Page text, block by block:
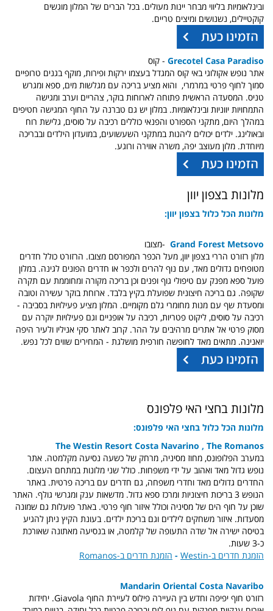
ובינלאומיות בליווי מבחר יינות מעולים. בכל הברים של המלון מוגשים
קוקטיילים, נשנושים ומיצים טריים.
Grecotel Casa Paradiso - קוס
אתר נופש אקולוגי באי קוס המגדל בעצמו ירקות ופירות, מוקף בגנים טרופיים
סמוך לחוף פרטי במרמרי, והוא מציע בריכה עם מגלשות מים, ספא ומגרש
טניס. המסעדה הראשית פתוחה לארוחות בוקר, צהריים וערב ומגישה
התמחויות יווניות ובינלאומיות. במלון יש גם טברנה על החוף המגישה חטיפים
במהלך היום, מתקני הספורט והפנאי כוללים רכיבה על סוסים, גלישת רוח
ובאולינג. ילדים יכולים ליהנות במתקני השעשועים, במועדון הילדים ובבריכה
מיוחדת. מלון מעוצב יפה, משרה אווירה ורוגע.
מלונות בצפון יוון
מלונות הכל כלול בצפון יוון:
Grand Forest Metsovo -מצובו
מלון רזורט הררי בצפון יוון, מעל הכפר המפורסם מצובו. הרזורט כולל חדרים
מטופחים גדולים מאד, עם נוף להרים ולכפר או חדרים הפונים לגינה. במלון
פועל ספא מפנק עם טיפולי גוף ופנים וכן בריכה מקורה ומחוממת עם תקרה
שקופה. גם בריכה חיצונית שפועלת בקיץ בלבד. ארוחת בוקר עשירה וטובה
ומסעדת שף עם מנות מחומרי גלם מקומיים. המלון מציע פעילויות בסביבה -
רכיבה על סוסים, ליקוט פטריות, רכיבה על אופניים וגם פעילויות יוקרה עם
מסוק פרטי אל אתרים מרהיבים על ההר. קרוב לאתר סקי אניליו ולעיר היפה
יואנינה. מתאים מאד לחופשה חורפית מושלגת - המחירים שווים לכל נפש.
מלונות בחצי האי פלפונס
מלונות הכל כלול בחצי האי פלפונס:
The Westin Resort Costa Navarino , The Romanos
במערב הפלופונס, מחוז מסיניה, מרחק של כשעה נסיעה מקלמטה. אתר
נופש גדול מאד ואהוב על ידי משפחות. כולל שני מלונות במתחם העצום.
החדרים גדולים מאד וחדרי משפחה, גם חדרים עם בריכה פרטית. באתר
הנופש 3 בריכות חיצוניות ומרכז ספא גדול. מדשאות ענק ומגרשי גולף. האתר
שוכן על חוף הים של מסיניה וכולל איזור חוף פרטי. באתר פועלות גם שמונה
מסעדות. איזור משחקים לילדים וגם בריכת ילדים. בעונת הקיץ ניתן להגיע
בטיסה ישירה אל שדה התעופה של קלמטה, או בנסיעה מאתונה שאורכת
כ-3 שעות.
הזמנת חדרים ב-Westin
- הזמנת חדרים ב-Romanos
Mandarin Oriental Costa Navaribo
רזורט חוף יפיפה וחדש בין העיירה פילוס לעיירת החוף Giavola. יחידות